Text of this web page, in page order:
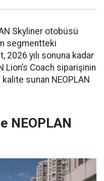
Skyliner otobüsü
segmentteki
yılı sonuna kadar
Coach siparişinin
sunan NEOPLAN
NEOPLAN